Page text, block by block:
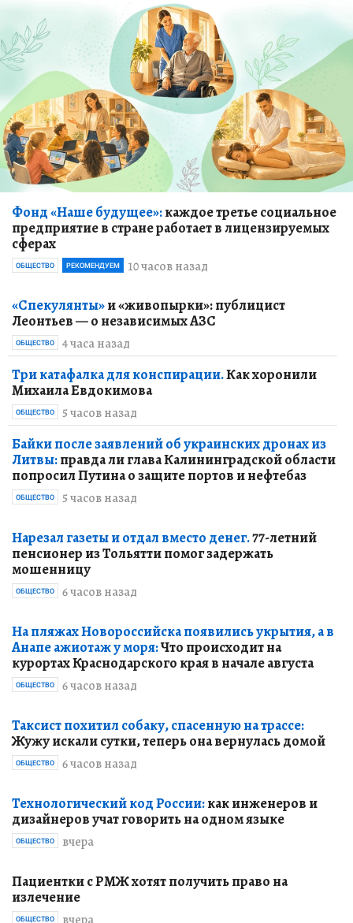
Фонд «Наше будущее»:каждое третье социальное
предприятие в стране работает в лицензируемых
сферах
10 часов назад
ОБЩЕСТВО РЕКОМЕНДУЕМ
«Спекулянты»и «живопырки»: публицист
Леонтьев — о независимых АЗС
4 часа назад
ОБЩЕСТВО
Три катафалка для конспирации.Как хоронили
Михаила Евдокимова
5 часов назад
ОБЩЕСТВО
Байки после заявлений об украинских дронах из
Литвы:правда ли глава Калининградской области
попросил Путина о защите портов и нефтебаз
5 часов назад
ОБЩЕСТВО
Нарезал газеты и отдал вместо денег.77-летний
пенсионер из Тольятти помог задержать
мошенницу
6 часов назад
ОБЩЕСТВО
На пляжах Новороссийска появились укрытия, а в
Анапе ажиотаж у моря:Что происходит на
курортах Краснодарского края в начале августа
6 часов назад
ОБЩЕСТВО
Таксист похитил собаку, спасенную на трассе:
Жужу искали сутки, теперь она вернулась домой
6 часов назад
ОБЩЕСТВО
Технологический код России:как инженеров и
дизайнеров учат говорить на одном языке
вчера
ОБЩЕСТВО
Пациентки с РМЖ хотят получить право на
излечение
ОБЩЕСТВО